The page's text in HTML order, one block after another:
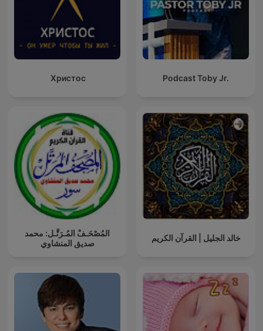
Христос Podcast Toby Jr.
المُصْحَـفْ المُـرَتَّـل: محمد
صديق المنشاوي
خالد الجليل | القرآن الكريم